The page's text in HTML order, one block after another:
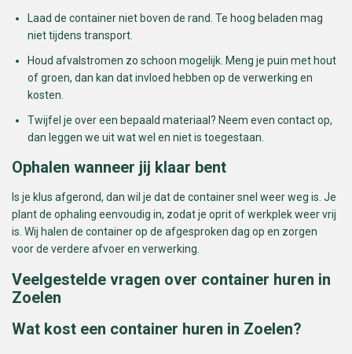
Laad de container niet boven de rand. Te hoog beladen mag
niet tijdens transport.
Houd afvalstromen zo schoon mogelijk. Meng je puin met hout
of groen, dan kan dat invloed hebben op de verwerking en
kosten.
Twijfel je over een bepaald materiaal? Neem even contact op,
dan leggen we uit wat wel en niet is toegestaan.
Ophalen wanneer jij klaar bent
Is je klus afgerond, dan wil je dat de container snel weer weg is. Je
plant de ophaling eenvoudig in, zodat je oprit of werkplek weer vrij
is. Wij halen de container op de afgesproken dag op en zorgen
voor de verdere afvoer en verwerking.
Veelgestelde vragen over container huren in
Zoelen
Wat kost een container huren in Zoelen?